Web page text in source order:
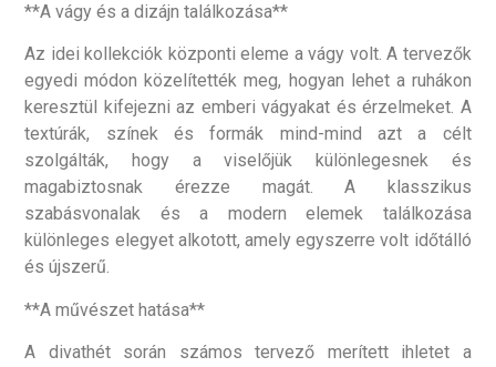
**A vágy és a dizájn találkozása**
Az idei kollekciók központi eleme a vágy volt. A tervezők
egyedi módon közelítették meg, hogyan lehet a ruhákon
keresztül kifejezni az emberi vágyakat és érzelmeket. A
textúrák, színek és formák mind-mind azt a célt
szolgálták, hogy a viselőjük különlegesnek és
magabiztosnak érezze magát. A klasszikus
szabásvonalak és a modern elemek találkozása
különleges elegyet alkotott, amely egyszerre volt időtálló
és újszerű.
**A művészet hatása**
A divathét során számos tervező merített ihletet a